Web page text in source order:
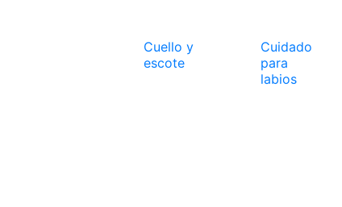
Cuello y
escote
Cuidado
para
labios